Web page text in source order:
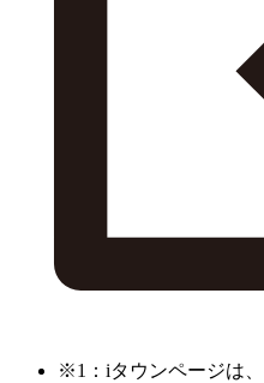
※1：iタウンページは